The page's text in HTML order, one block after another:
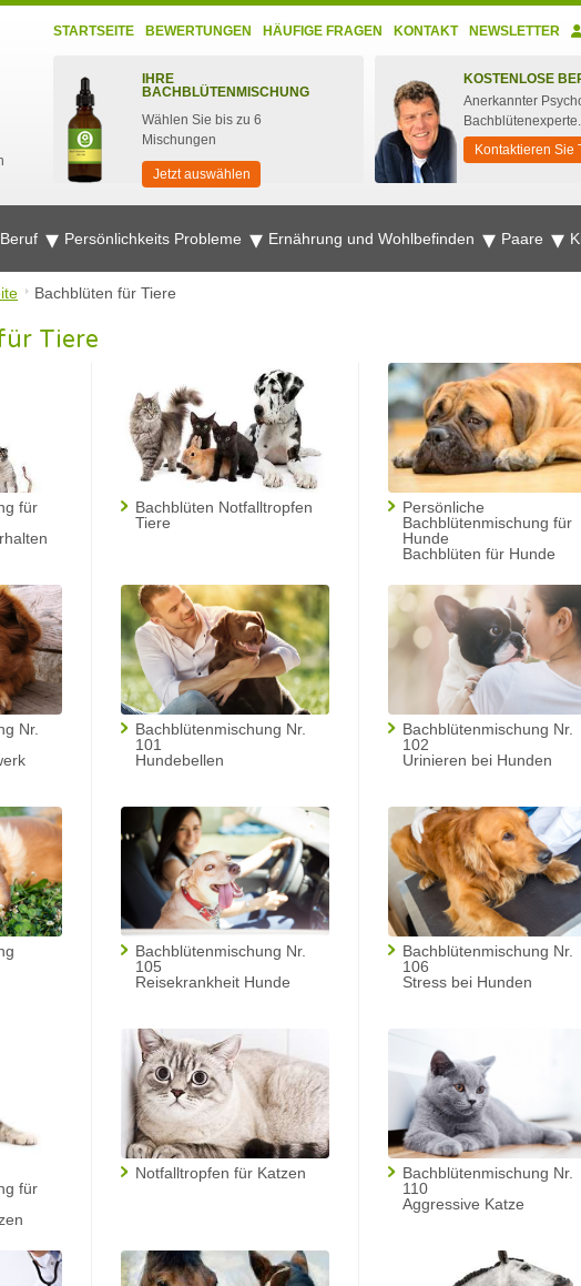
STARTSEITE BEWERTUNGEN HÄUFIGE FRAGEN KONTAKT NEWSLETTER
IHRE
BACHBLÜTENMISCHUNG
Wählen Sie bis zu 6
Mischungen
Jetzt auswählen
KOSTENLOSE
Anerkannter
Bachblütenexperte.
Kontaktieren Sie
Persönlichkeits Probleme Ernährung und Wohlbefinden Paare
Bachblüten für Tiere
Tiere
für
Bachblüten Notfalltropfen
Tiere
Persönliche
Bachblütenmischung für
Hunde
Bachblüten für Hunde
Nr.
Bachblütenmischung Nr.
101
Hundebellen
Bachblütenmischung Nr.
102
Urinieren bei Hunden
Bachblütenmischung Nr.
105
Reisekrankheit Hunde
Bachblütenmischung Nr.
106
Stress bei Hunden
für
Notfalltropfen für Katzen
Bachblütenmischung Nr.
110
Aggressive Katze